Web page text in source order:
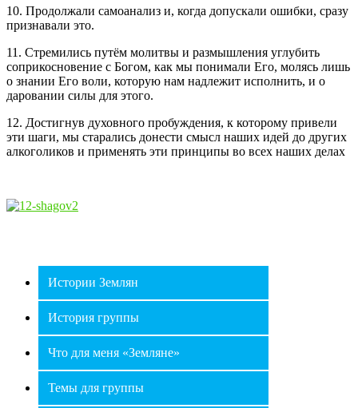
10. Продолжали самоанализ и, когда допускали ошибки, сразу
признавали это.
11. Стремились путём молитвы и размышления углубить
соприкосновение с Богом, как мы понимали Его, молясь лишь
о знании Его воли, которую нам надлежит исполнить, и о
даровании силы для этого.
12. Достигнув духовного пробуждения, к которому привели
эти шаги, мы старались донести смысл наших идей до других
алкоголиков и применять эти принципы во всех наших делах
Истории Землян
История группы
Что для меня «Земляне»
Темы для группы